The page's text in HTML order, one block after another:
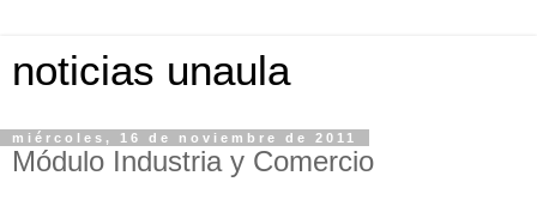
noticias unaula
miércoles, 16 de noviembre de 2011
Módulo Industria y Comercio